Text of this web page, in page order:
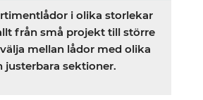
i olika storlekar
från små projekt till större
mellan lådor med olika
justerbara sektioner.